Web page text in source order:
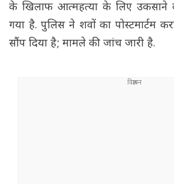
के खिलाफ आत्महत्या के लिए उकसाने
गया है. पुलिस ने शवों का पोस्टमार्टम
सौंप दिया है; मामले की जांच जारी है.